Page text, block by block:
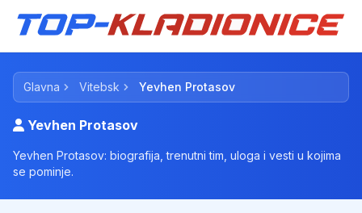
Glavna Vitebsk Yevhen Protasov
Yevhen Protasov
Yevhen Protasov: biografija, trenutni tim, uloga i vesti u kojima
se pominje.